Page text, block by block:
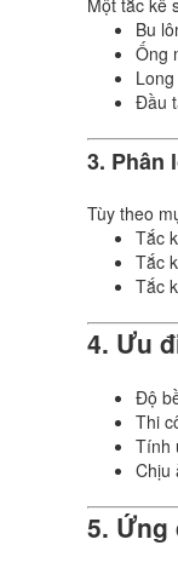
Một tắc kê
Bu
Ống
Đầu
3. Phân
Tùy theo
Tắc
Tắc
Tắc
4. Ưu
Độ
Thi
Tính
Chịu
5.